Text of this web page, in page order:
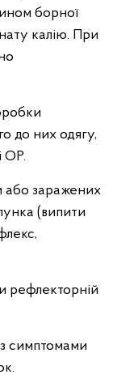
борної
калію. При
до них одягу,
ОР.
або заражених
(випити
рефлекторній
симптомами